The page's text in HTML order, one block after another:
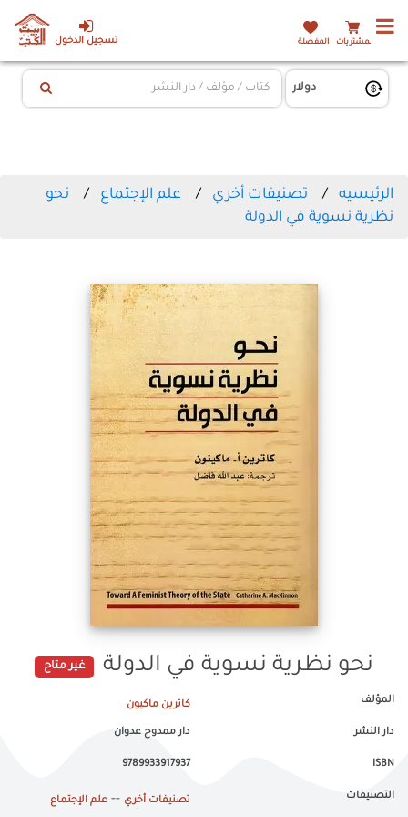
تسجيل الدخول المشتريات المفضلة
الرئيسيه تصنيفات أخري علم الإجتماع
نحو
نظرية نسوية في الدولة
نحو نظرية نسوية في الدولة غير متاح
المؤلف كاترين ماكيون
دار النشر دار ممدوح عدوان
ISBN
9789933917937
التصنيفات تصنيفات أخري -- علم الإجتماع